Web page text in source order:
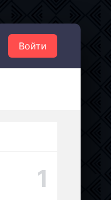
Войти